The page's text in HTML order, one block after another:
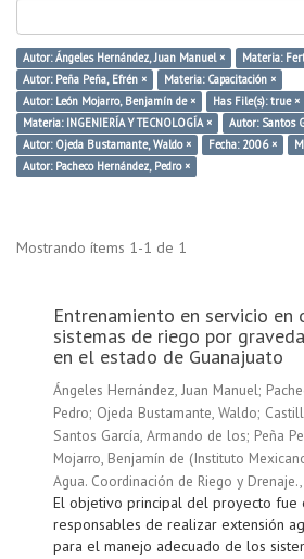
Autor: Ángeles Hernández, Juan Manuel ×
Materia:
Autor: Peña Peña, Efrén ×
Materia: Capacitación ×
Autor: León Mojarro, Benjamín de ×
Has File(s): true ×
Materia: INGENIERÍA Y TECNOLOGÍA ×
Autor: Santos
Autor: Ojeda Bustamante, Waldo ×
Fecha: 2006 ×
Autor: Pacheco Hernández, Pedro ×
Mostrando ítems 1-1 de 1
Entrenamiento en servicio en
sistemas de riego por
en el estado de Guanajuato
Ángeles Hernández, Juan Manuel;
Pedro; Ojeda Bustamante, Waldo;
Santos García, Armando de los; Peña
Mojarro, Benjamín de (Instituto
Agua. Coordinación de Riego y Drenaje.,
El objetivo principal del proyecto fue
responsables de realizar extensión
para el manejo adecuado de los